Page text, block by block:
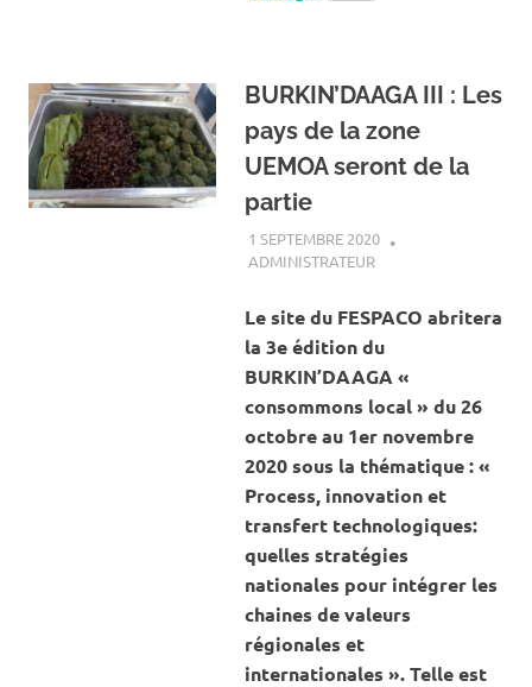
BURKIN’DAAGA III : Les
pays de la zone
UEMOA seront de la
partie
1 SEPTEMBRE 2020
ADMINISTRATEURACTUALITÉ
Le site du FESPACO abritera
la 3e édition du
BURKIN’DAAGA «
consommons local » du 26
octobre au 1er novembre
2020 sous la thématique : «
Process, innovation et
transfert technologiques:
quelles stratégies
nationales pour intégrer les
chaines de valeurs
régionales et
internationales ». Telle est